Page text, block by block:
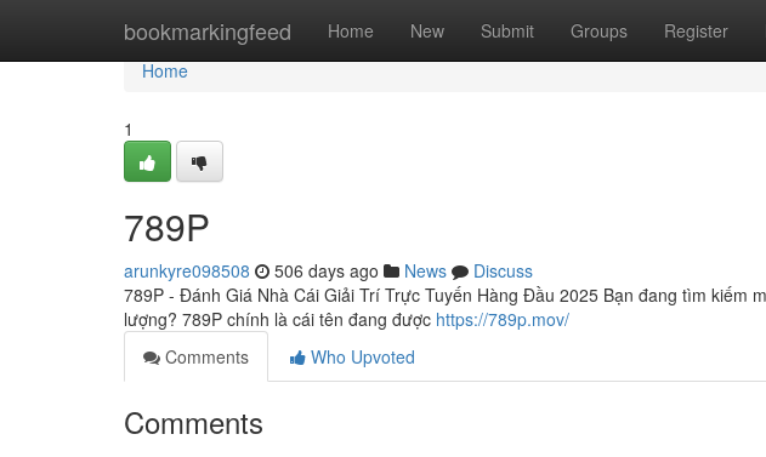
bookmarkingfeed Home New Submit Groups Register
Home
Home
1
789P
arunkyre098508 506 days ago News
Discuss
789P - Đánh Giá Nhà Cái Giải Trí Trực Tuyến Hàng Đầu 2025 Bạn đang tìm kiếm
lượng? 789P chính là cái tên đang được https://789p.mov/
Comments
Who Upvoted
Comments